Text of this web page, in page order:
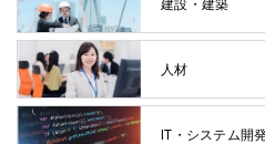
建設・建築
人材
IT・システム開